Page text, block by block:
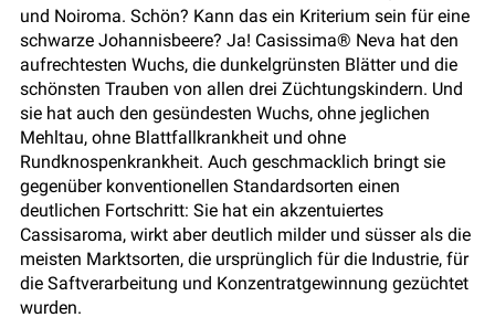
und Noiroma. Schön? Kann das ein Kriterium sein für eine
schwarze Johannisbeere? Ja! Casissima® Neva hat den
aufrechtesten Wuchs, die dunkelgrünsten Blätter und die
schönsten Trauben von allen drei Züchtungskindern. Und
sie hat auch den gesündesten Wuchs, ohne jeglichen
Mehltau, ohne Blattfallkrankheit und ohne
Rundknospenkrankheit. Auch geschmacklich bringt sie
gegenüber konventionellen Standardsorten einen
deutlichen Fortschritt: Sie hat ein akzentuiertes
Cassisaroma, wirkt aber deutlich milder und süsser als die
meisten Marktsorten, die ursprünglich für die Industrie, für
die Saftverarbeitung und Konzentratgewinnung gezüchtet
wurden.